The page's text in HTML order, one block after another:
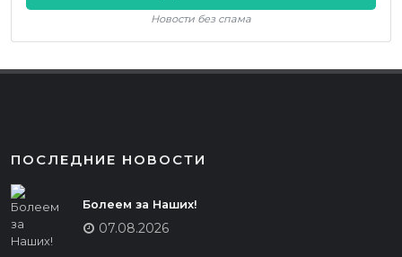
Новости без спама
ПОСЛЕДНИЕ НОВОСТИ
Болеем за Наших!
07.08.2026